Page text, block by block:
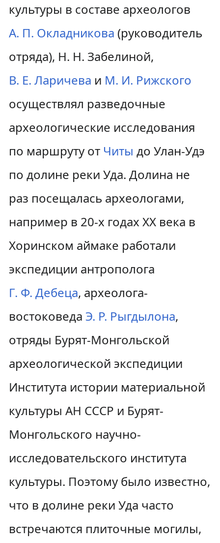
культуры в составе археологов
А. П. Окладникова (руководитель
отряда), Н. Н. Забелиной,
В. Е. Ларичева и М. И. Рижского
осуществлял разведочные
археологические исследования
по маршруту от Читы до Улан-Удэ
по долине реки Уда. Долина не
раз посещалась археологами,
например в 20-х годах XX века в
Хоринском аймаке работали
экспедиции антрополога
Г. Ф. Дебеца, археолога-
востоковеда Э. Р. Рыгдылона,
отряды Бурят-Монгольской
археологической экспедиции
Института истории материальной
культуры АН СССР и Бурят-
Монгольского научно-
исследовательского института
культуры. Поэтому было известно,
что в долине реки Уда часто
встречаются плиточные могилы,